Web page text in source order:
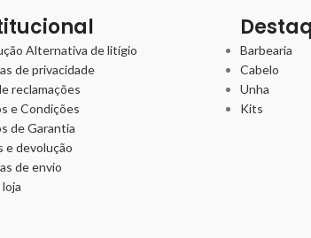
Alternativa de litígio
de privacidade
reclamações
e Condições
de Garantia
e devolução
de envio
Barbearia
Cabelo
Unha
Kits